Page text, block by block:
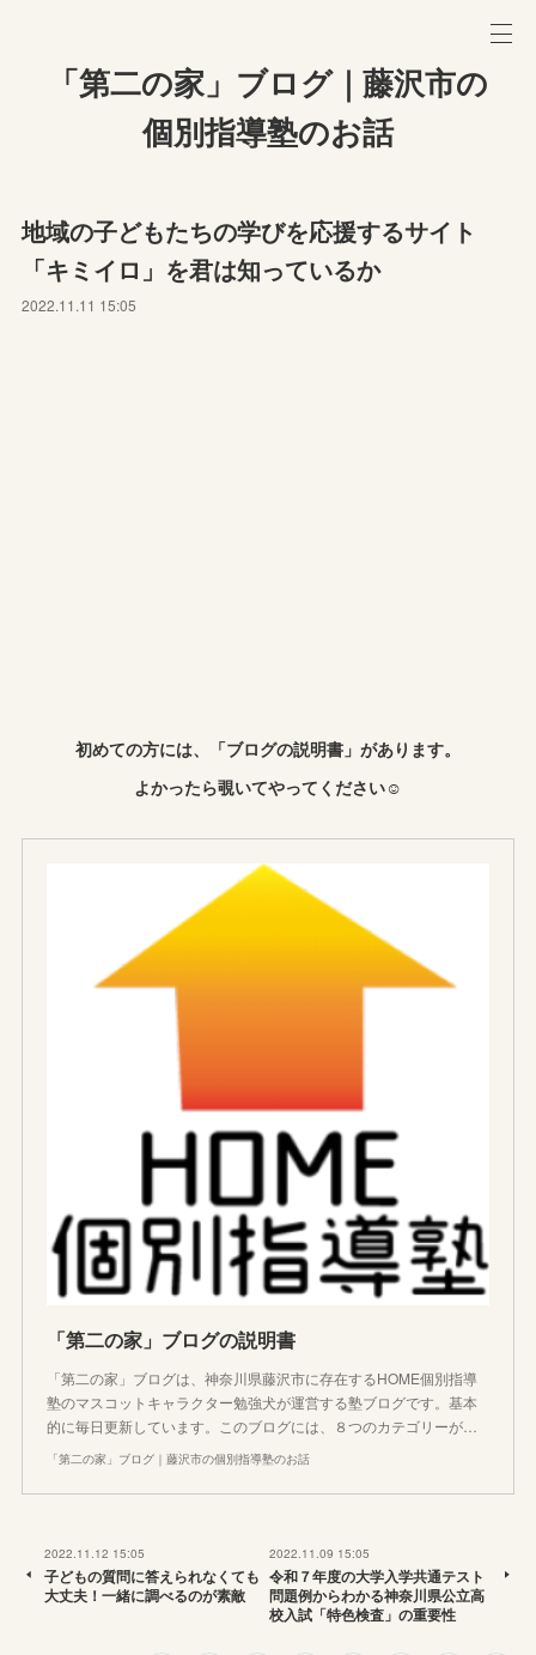
「第二の家」ブログ｜藤沢市の
個別指導塾のお話
地域の子どもたちの学びを応援するサイト
「キミイロ」を君は知っているか
2022.11.11 15:05
初めての方には、「ブログの説明書」があります。
よかったら覗いてやってください☺︎
「第二の家」ブログの説明書
「第二の家」ブログは、神奈川県藤沢市に存在するHOME個別指導
塾のマスコットキャラクター勉強犬が運営する塾ブログです。基本
的に毎日更新しています。このブログには、８つのカテゴリーが…
「第二の家」ブログ｜藤沢市の個別指導塾のお話
2022.11.12 15:05
子どもの質問に答えられなくても
大丈夫！一緒に調べるのが素敵
2022.11.09 15:05
令和７年度の大学入学共通テスト
問題例からわかる神奈川県公立高
校入試「特色検査」の重要性